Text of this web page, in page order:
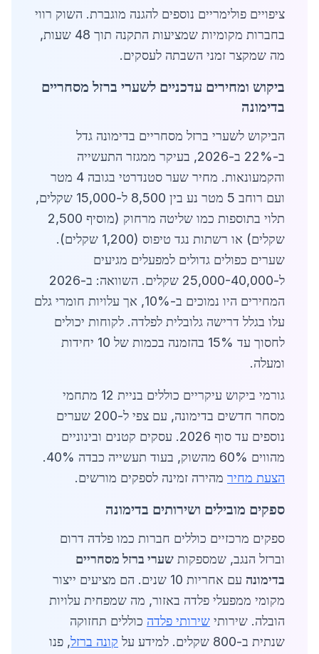
ציפויים פולימריים נוספים להגנה מוגברת. השוק רווי
בחברות מקומיות שמציעות התקנה תוך 48 שעות,
מה שמקצר זמני השבתה לעסקים.
ביקוש ומחירים עדכניים לשערי ברזל מסחריים
בדימונה
הביקוש לשערי ברזל מסחריים בדימונה גדל
ב-22% ב-2026, בעיקר ממגזר התעשייה
והקמעונאות. מחיר שער סטנדרטי בגובה 4 מטר
ועם רוחב 5 מטר נע בין 8,500 ל-15,000 שקלים,
תלוי בתוספות כמו שליטה מרחוק (מוסיף 2,500
שקלים) או רשתות נגד טיפוס (1,200 שקלים).
שערים כפולים גדולים למפעלים מגיעים
ל-25,000-40,000 שקלים. השוואה: ב-2026
המחירים היו נמוכים ב-10%, אך עלויות חומרי גלם
עלו בגלל דרישה גלובלית לפלדה. לקוחות יכולים
לחסוך עד 15% בהזמנה בכמות של 10 יחידות
ומעלה.
גורמי ביקוש עיקריים כוללים בניית 12 מתחמי
מסחר חדשים בדימונה, עם צפי ל-200 שערים
נוספים עד סוף 2026. עסקים קטנים ובינוניים
מהווים 60% מהשוק, בעוד תעשייה כבדה 40%.
הצעת מחיר מהירה זמינה לספקים מורשים.
ספקים מובילים ושירותים בדימונה
ספקים מרכזיים כוללים חברות כמו פלדה דרום
וברזל הנגב, שמספקות שערי ברזל מסחריים
בדימונה
עם אחריות 10 שנים. הם מציעים ייצור
מקומי ממפעלי פלדה באזור, מה שמפחית עלויות
הובלה. שירותי שירותי פלדה כוללים תחזוקה
שנתית ב-800 שקלים. למידע על
קונה ברזל, פנו